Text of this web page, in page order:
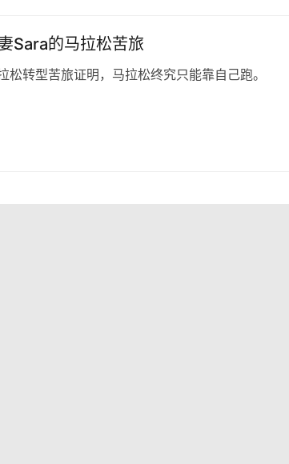
Sara的马拉松苦旅
松转型苦旅证明，马拉松终究只能靠自己跑。